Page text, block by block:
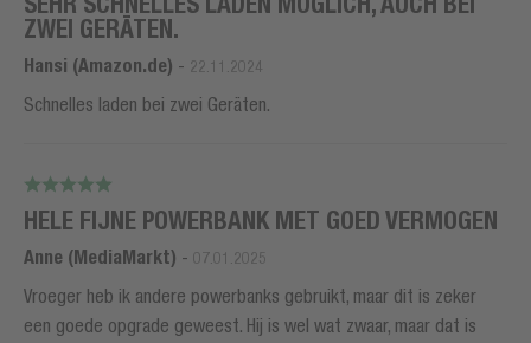
ZWEI GERÄTEN.
Hansi (Amazon.de) - 22.11.2024
Schnelles laden bei zwei Geräten.
HELE FIJNE POWERBANK MET GOED VERMOGEN
Anne (MediaMarkt) - 07.01.2025
Vroeger heb ik andere powerbanks gebruikt, maar dit is zeker
een goede opgrade geweest. Hij is wel wat zwaar, maar dat is